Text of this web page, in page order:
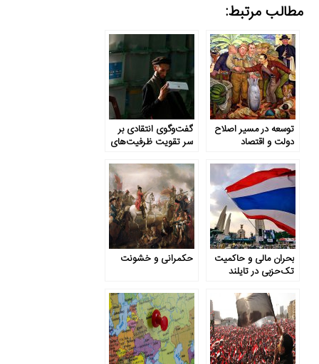
مطالب مرتبط:
توسعه در مسیر اصلاح
دولت و اقتصاد
گفت‌وگوی انتقادی بر
سر تقویت ظرفیت‌های
بحران مالی و حاکمیت
تک‌حزبی در تایلند
حکمرانی و خشونت